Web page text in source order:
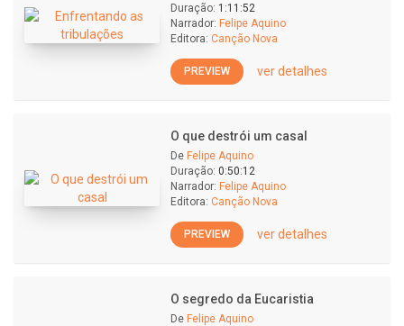
Duração: 1:11:52
Narrador: Felipe Aquino
Editora: Canção Nova
PREVIEW ver detalhes
O que destrói um casal
De Felipe Aquino
Duração: 0:50:12
Narrador: Felipe Aquino
Editora: Canção Nova
PREVIEW ver detalhes
O segredo da Eucaristia
De Felipe Aquino